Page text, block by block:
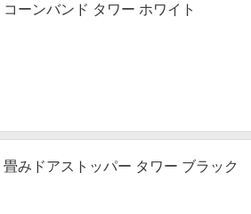
ーンバンド タワー ホワイト
みドアストッパー タワー ブラック